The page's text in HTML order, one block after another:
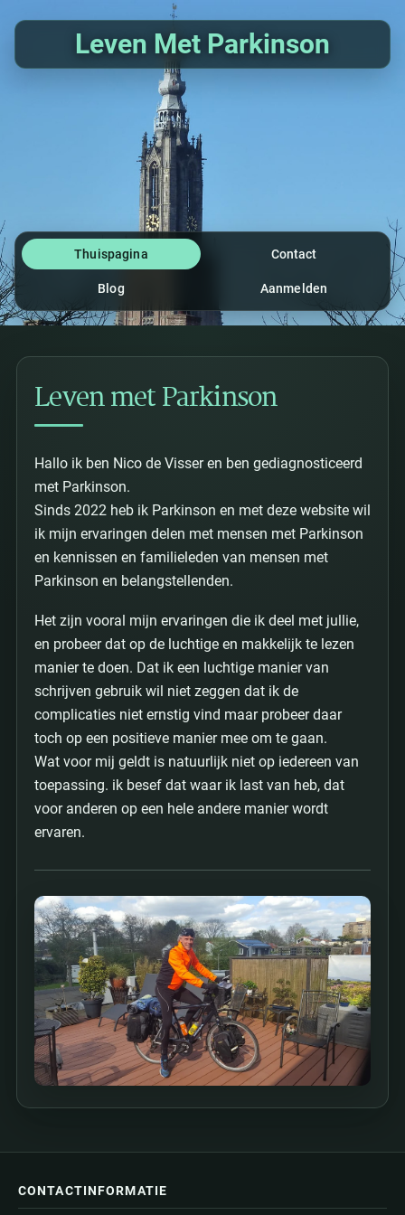
Leven Met Parkinson
Thuispagina Contact
Blog Aanmelden
Leven met Parkinson
Hallo ik ben Nico de Visser en ben gediagnosticeerd
met Parkinson.
Sinds 2022 heb ik Parkinson en met deze website wil
ik mijn ervaringen delen met mensen met Parkinson
en kennissen en familieleden van mensen met
Parkinson en belangstellenden.
Het zijn vooral mijn ervaringen die ik deel met jullie,
en probeer dat op de luchtige en makkelijk te lezen
manier te doen. Dat ik een luchtige manier van
schrijven gebruik wil niet zeggen dat ik de
complicaties niet ernstig vind maar probeer daar
toch op een positieve manier mee om te gaan.
Wat voor mij geldt is natuurlijk niet op iedereen van
toepassing. ik besef dat waar ik last van heb, dat
voor anderen op een hele andere manier wordt
ervaren.
CONTACTINFORMATIE